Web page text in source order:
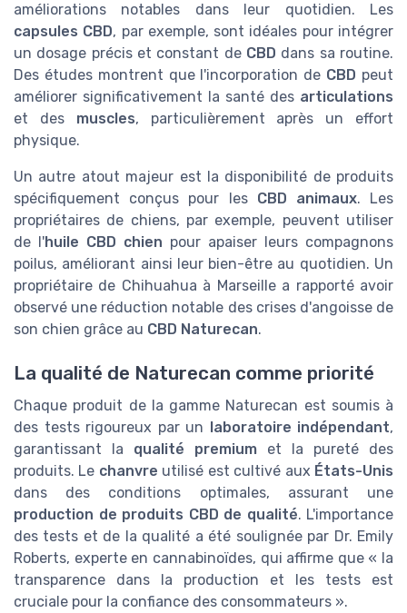
améliorations notables dans leur quotidien. Les
capsules CBD, par exemple, sont idéales pour intégrer
un dosage précis et constant de CBD dans sa routine.
Des études montrent que l'incorporation de CBD peut
améliorer significativement la santé des articulations
et des muscles, particulièrement après un effort
physique.
Un autre atout majeur est la disponibilité de produits
spécifiquement conçus pour les CBD animaux. Les
propriétaires de chiens, par exemple, peuvent utiliser
de l'huile CBD chien pour apaiser leurs compagnons
poilus, améliorant ainsi leur bien-être au quotidien. Un
propriétaire de Chihuahua à Marseille a rapporté avoir
observé une réduction notable des crises d'angoisse de
son chien grâce au CBD Naturecan.
La qualité de Naturecan comme priorité
Chaque produit de la gamme Naturecan est soumis à
des tests rigoureux par un
laboratoire indépendant,
garantissant la qualité premium et la pureté des
produits. Le chanvre utilisé est cultivé aux États-Unis
dans des conditions optimales, assurant une
production de produits CBD de qualité. L'importance
des tests et de la qualité a été soulignée par Dr. Emily
Roberts, experte en cannabinoïdes, qui affirme que « la
transparence dans la production et les tests est
cruciale pour la confiance des consommateurs ».